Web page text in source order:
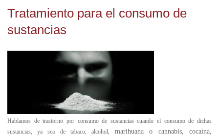
Tratamiento para el consumo de
sustancias
Hablamos de trastorno por consumo de sustancias cuando el consumo de dichas
sustancias, ya sea de tabaco, alcohol,
marihuana o cannabis, cocaína,